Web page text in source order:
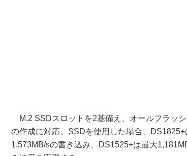
M.2 SSDスロットを2基備え、オールフラッ
の作成に対応。SSDを使用した場合、
1,573MB/sの書き込み、DS1525+は最大